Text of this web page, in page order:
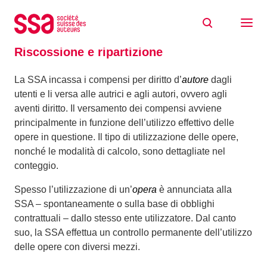
Riscossione e ripartizione
La SSA incassa i compensi per diritto d’autore dagli
utenti e li versa alle autrici e agli autori, ovvero agli
aventi diritto. Il versamento dei compensi avviene
principalmente in funzione dell’utilizzo effettivo delle
opere in questione. Il tipo di utilizzazione delle opere,
nonché le modalità di calcolo, sono dettagliate nel
conteggio.
Spesso l’utilizzazione di un’opera è annunciata alla
SSA – spontaneamente o sulla base di obblighi
contrattuali – dallo stesso ente utilizzatore. Dal canto
suo, la SSA effettua un controllo permanente dell’utilizzo
delle opere con diversi mezzi.